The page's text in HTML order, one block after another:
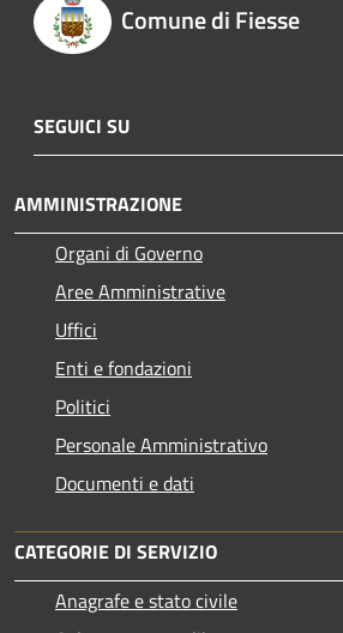
Comune di Fiesse
SEGUICI SU
AMMINISTRAZIONE
Organi di Governo
Aree Amministrative
Uffici
Enti e fondazioni
Politici
Personale Amministrativo
Documenti e dati
CATEGORIE DI SERVIZIO
Anagrafe e stato civile